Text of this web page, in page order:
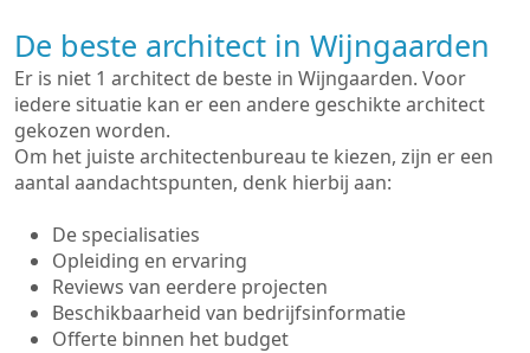
De beste architect in Wijngaarden
Er is niet 1 architect de beste in Wijngaarden. Voor
iedere situatie kan er een andere geschikte architect
gekozen worden.
Om het juiste architectenbureau te kiezen, zijn er een
aantal aandachtspunten, denk hierbij aan:
De specialisaties
Opleiding en ervaring
Reviews van eerdere projecten
Beschikbaarheid van bedrijfsinformatie
Offerte binnen het budget